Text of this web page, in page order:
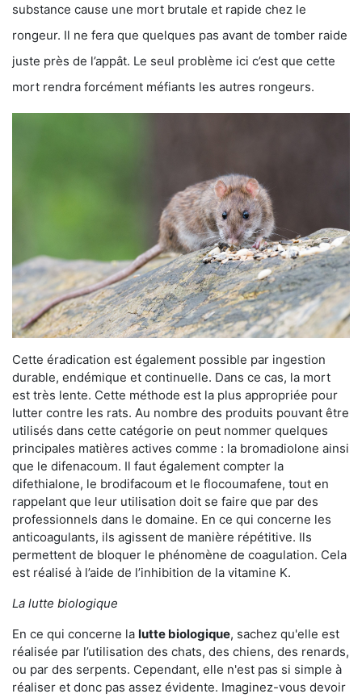
substance cause une mort brutale et rapide chez le
rongeur. Il ne fera que quelques pas avant de tomber raide
juste près de l’appât. Le seul problème ici c’est que cette
mort rendra forcément méfiants les autres rongeurs.
Cette éradication est également possible par ingestion
durable, endémique et continuelle. Dans ce cas, la mort
est très lente. Cette méthode est la plus appropriée pour
lutter contre les rats. Au nombre des produits pouvant être
utilisés dans cette catégorie on peut nommer quelques
principales matières actives comme : la bromadiolone ainsi
que le difenacoum. Il faut également compter la
difethialone, le brodifacoum et le flocoumafene, tout en
rappelant que leur utilisation doit se faire que par des
professionnels dans le domaine. En ce qui concerne les
anticoagulants, ils agissent de manière répétitive. Ils
permettent de bloquer le phénomène de coagulation. Cela
est réalisé à l’aide de l’inhibition de la vitamine K.
La lutte biologique
En ce qui concerne la lutte biologique, sachez qu'elle est
réalisée par l’utilisation des chats, des chiens, des renards,
ou par des serpents. Cependant, elle n'est pas si simple à
réaliser et donc pas assez évidente. Imaginez-vous devoir